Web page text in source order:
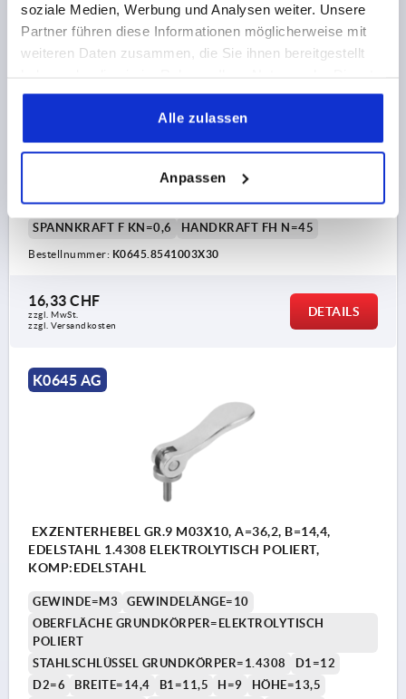
soziale Medien, Werbung und Analysen weiter. Unsere
Partner führen diese Informationen möglicherweise mit
weiteren Daten zusammen, die Sie ihnen bereitgestellt
gesammelt haben.
Alle zulassen
Anpassen
EXZENTERHEBEL GR.8 M03X30, A=28, B=14,4,
EDELSTAHL 1.4308 ELEKTROLYTISCH POLIERT,
OBERFLÄCHE GRUNDKÖRPER=ELEKTROLYTISCH
POLIERT
B1=11,5 H=9
GRIFFLÄNGE=28
GRIFFLÄNGE=33,5
HUB S=1
SPANNKRAFT F KN=0,6
HANDKRAFT FH N=45
Bestellnummer: K0645.8541003X30
16,33 CHF
zzgl. MwSt.
zzgl. Versandkosten
DETAILS
K0645 AG
EXZENTERHEBEL GR.9 M03X10, A=36,2, B=14,4,
EDELSTAHL 1.4308 ELEKTROLYTISCH POLIERT,
KOMP:EDELSTAHL
GEWINDE=M3
GEWINDELÄNGE=10
OBERFLÄCHE GRUNDKÖRPER=ELEKTROLYTISCH
POLIERT
STAHLSCHLÜSSEL GRUNDKÖRPER=1.4308
D1=12
D2=6
BREITE=14,4 B1=11,5 H=9
HÖHE=13,5